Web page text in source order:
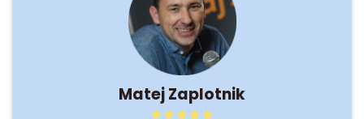
Matej Zaplotnik